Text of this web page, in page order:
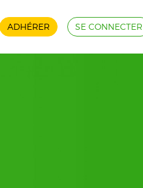
ADHÉRER SE CONNECTER